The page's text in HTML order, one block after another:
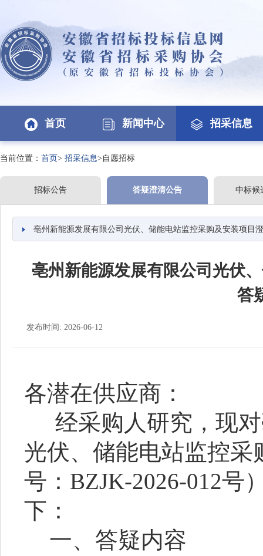
首页 新闻中心 招采信息
当前位置： 首页> 招采信息>自愿招标
招标公告 答疑澄清公告 中标候
亳州新能源发展有限公司光伏、储能电站监控采购及安装项目
亳州新能源发展有限公司光伏
答
发布时间: 2026-06-12
各潜在供应商：
经采购人研究，现
光伏、储能电站监控
号： BZJK-2026-012号
下：
一、答疑内容